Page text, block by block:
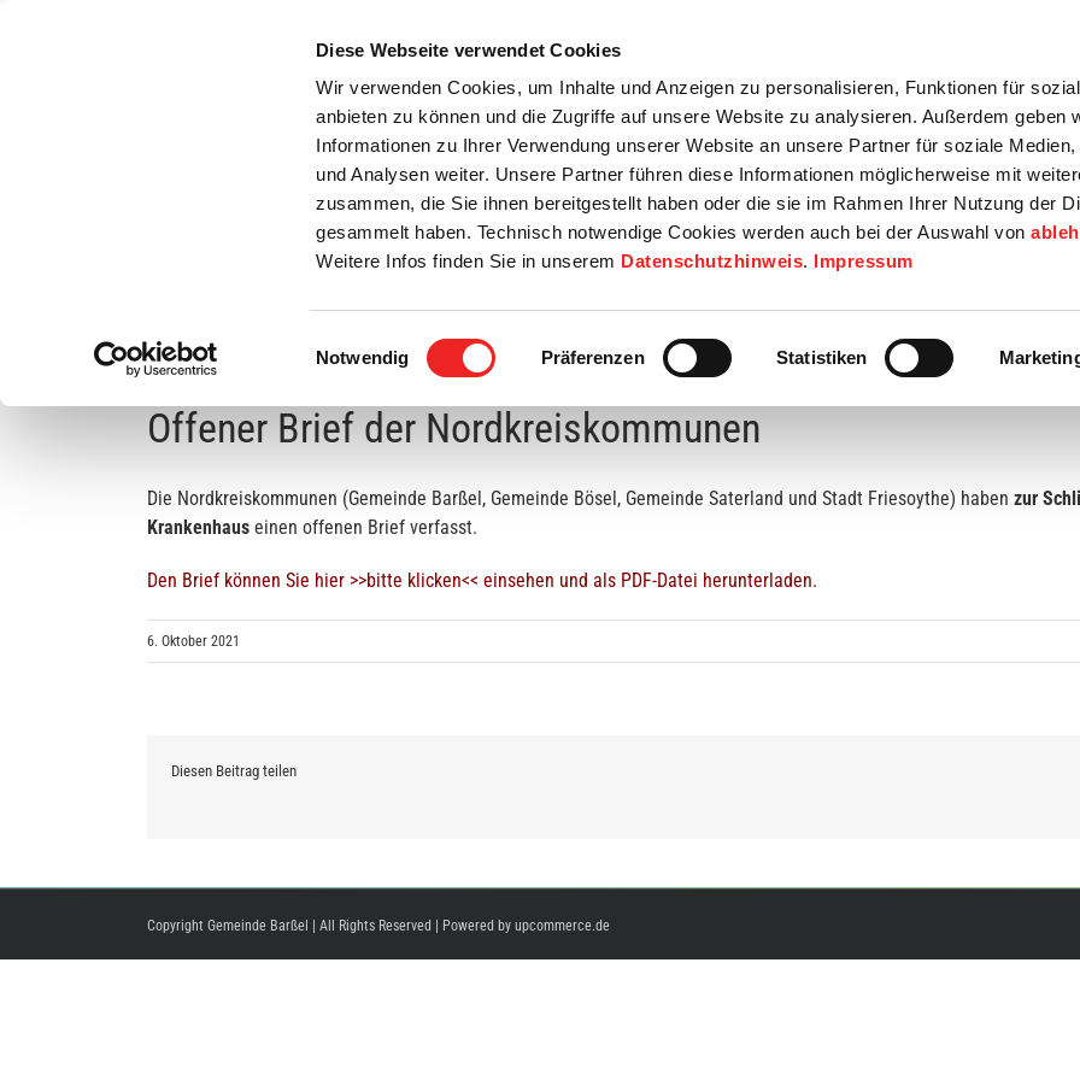
Diese Webseite verwendet Cookies
Wir verwenden Cookies, um Inhalte und Anzeigen zu personalisieren, Funktionen für
anbieten zu können und die Zugriffe auf unsere Website zu analysieren. Außerdem geben
Informationen zu Ihrer Verwendung unserer Website an unsere Partner für soziale Medien,
und Analysen weiter. Unsere Partner führen diese Informationen möglicherweise mit
zusammen, die Sie ihnen bereitgestellt haben oder die sie im Rahmen Ihrer Nutzung der
gesammelt haben. Technisch notwendige Cookies werden auch bei der Auswahl von
Weitere Infos finden Sie in unserem Datenschutzhinweis. Impressum
Einwilligungsauswahl
Notwendig Präferenzen Statistiken
Startseite
Bürgerservice Rats- / Bürgerinfo Wirtschaft / Wohnen Bildung / Soziales Touristik /
Schließung der Geburtenstation des St.-Marien-Hospitals
Offener Brief der Nordkreiskommunen
Die Nordkreiskommunen (Gemeinde Barßel, Gemeinde Bösel, Gemeinde Saterland und Stadt Friesoythe) haben zur
Krankenhaus einen offenen Brief verfasst.
Den Brief können Sie hier >>bitte klicken<< einsehen und als PDF-Datei herunterladen.
6. Oktober 2021
Diesen Beitrag teilen
Copyright Gemeinde Barßel | All Rights Reserved | Powered by upcommerce.de